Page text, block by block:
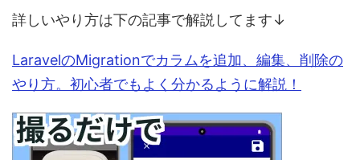
詳しいやり方は下の記事で解説してます↓
LaravelのMigrationでカラムを追加、編集、削除の
やり方。初心者でもよく分かるように解説！